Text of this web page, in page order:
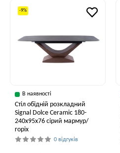
-9%
В наявності
Стіл обідній розкладний
Signal Dolce Ceramic 180-
240x95x76 сірий мармур/
горіх
0 відгуків